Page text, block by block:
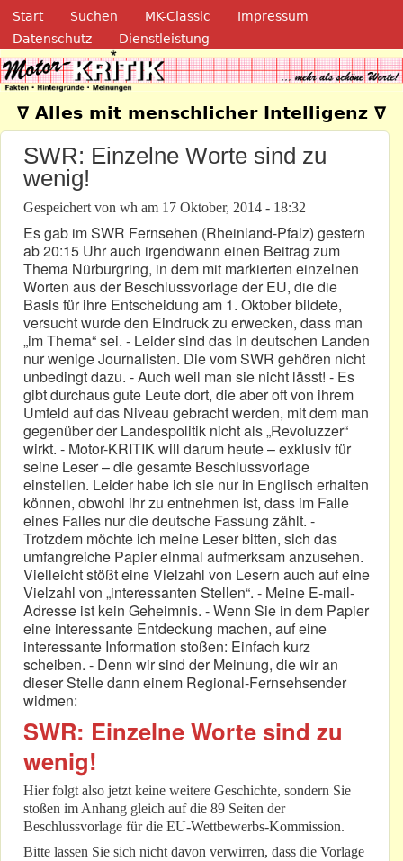
Direkt zum Inhalt
Navigation
Start Suchen MK-Classic
Impressum
Datenschutz
Dienstleistung
Motor-Kritik.de
∇ Alles mit menschlicher Intelligenz ∇
SWR: Einzelne Worte sind zu
wenig!
Gespeichert von wh am 17 Oktober, 2014 - 18:32
Es gab im SWR Fernsehen (Rheinland-Pfalz) gestern
ab 20:15 Uhr auch irgendwann einen Beitrag zum
Thema Nürburgring, in dem mit markierten einzelnen
Worten aus der Beschlussvorlage der EU, die die
Basis für ihre Entscheidung am 1. Oktober bildete,
versucht wurde den Eindruck zu erwecken, dass man
„im Thema“ sei. - Leider sind das in deutschen Landen
nur wenige Journalisten. Die vom SWR gehören nicht
unbedingt dazu. - Auch weil man sie nicht lässt! - Es
gibt durchaus gute Leute dort, die aber oft von ihrem
Umfeld auf das Niveau gebracht werden, mit dem man
gegenüber der Landespolitik nicht als „Revoluzzer“
wirkt. - Motor-KRITIK will darum heute – exklusiv für
seine Leser – die gesamte Beschlussvorlage
einstellen. Leider habe ich sie nur in Englisch erhalten
können, obwohl ihr zu entnehmen ist, dass im Falle
eines Falles nur die deutsche Fassung zählt. -
Trotzdem möchte ich meine Leser bitten, sich das
umfangreiche Papier einmal aufmerksam anzusehen.
Vielleicht stößt eine Vielzahl von Lesern auch auf eine
Vielzahl von „interessanten Stellen“. - Meine E-mail-
Adresse ist kein Geheimnis. - Wenn Sie in dem Papier
eine interessante Entdeckung machen, auf eine
interessante Information stoßen: Einfach kurz
scheiben. - Denn wir sind der Meinung, die wir an
dieser Stelle dann einem Regional-Fernsehsender
widmen:
SWR: Einzelne Worte sind zu
wenig!
Hier folgt also jetzt keine weitere Geschichte, sondern Sie
stoßen im Anhang gleich auf die 89 Seiten der
Beschlussvorlage für die EU-Wettbewerbs-Kommission.
Bitte lassen Sie sich nicht davon verwirren, dass die Vorlage